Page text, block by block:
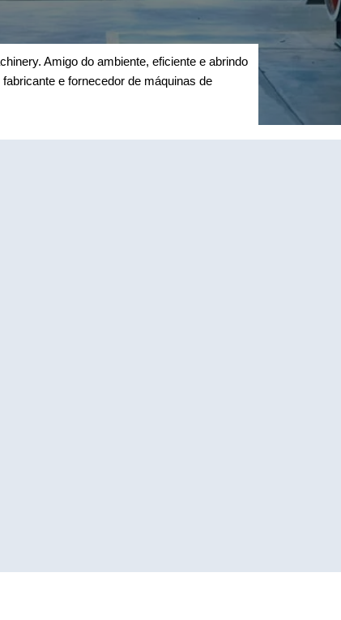
Amigo do ambiente, eficiente e abrindo
e fornecedor de máquinas de